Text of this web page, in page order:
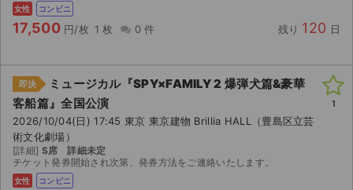
女性 コンビニ
17,500 円/枚 1 枚 0 件 残り 120 日
即決
ミュージカル『SPY×FAMILY 2 爆弾犬篇&豪華
客船篇』全国公演
2026/10/04(日) 17:45 東京 東京建物 Brillia HALL（豊島区立芸
術文化劇場）
[詳細] S席 詳細未定
チケット発券開始され次第、発券方法をご連絡いたします。
女性 コンビニ
1